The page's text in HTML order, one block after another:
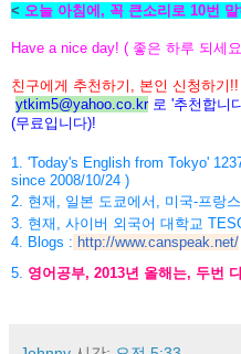
< 오늘 아침에, 꼭 큰소리로 10번
Have a nice day! ( 좋은 하루 되세
친구에게 추천하기, 본인 신청하기!!
ytkim5@yahoo.co.kr로 '추천합니
(무료입니다)!
1. 'Today's English from Tokyo'
since 2008/10/24 )
2. 현재, 일본 도쿄에서, 미국-프랑
3. 현재, 사이버 외국어 대학교
4. Blogs : http://www.canspeak.net/
5. 영어공부, 2013년 올해는, 두번